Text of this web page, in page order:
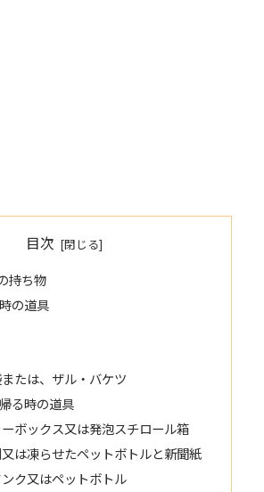
目次
持ち物
の道具
たは、ザル・バケツ
る時の道具
ボックス又は発泡スチロール箱
は凍らせたペットボトルと新聞紙
ク又はペットボトル